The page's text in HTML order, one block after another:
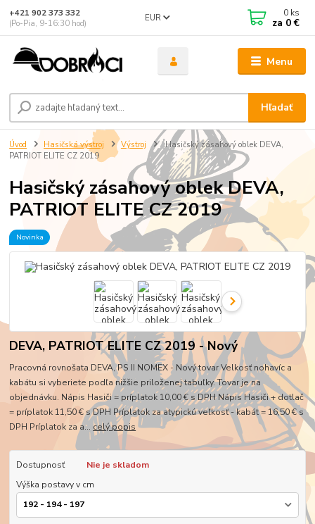
Menu
EUR
Hľadať
+421 902 373 332
(Po-Pia, 9-16:30 hod)
0 ks
za 0 €
Úvod Hasičská výstroj Výstroj
Hasičský zásahový oblek DEVA,
PATRIOT ELITE CZ 2019
Hasičský zásahový oblek DEVA,
PATRIOT ELITE CZ 2019
Novinka
DEVA, PATRIOT ELITE CZ 2019 - Nový
Pracovná rovnošata DEVA, PS II NOMEX - Nový tovar Velkosť nohavíc a
kabátu si vyberiete podľa nižšie priloženej tabuľky. Tovar je na
objednávku. Nápis Hasiči = príplatok 10,00 € s DPH Nápis Hasiči + dotlač
= príplatok 11,50 € s DPH Príplatok za atypickú veľkosť - kabát = 16,50 € s
DPH Príplatok za a... celý popis
Dostupnosť
Nie je skladom
Výška postavy v cm